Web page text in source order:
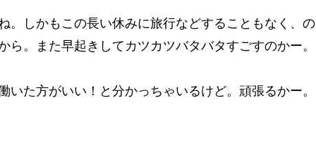
。しかもこの長い休みに旅行などすることもなく、の
。また早起きしてカツカツバタバタすごすのかー。
た方がいい！と分かっちゃいるけど。頑張るかー。